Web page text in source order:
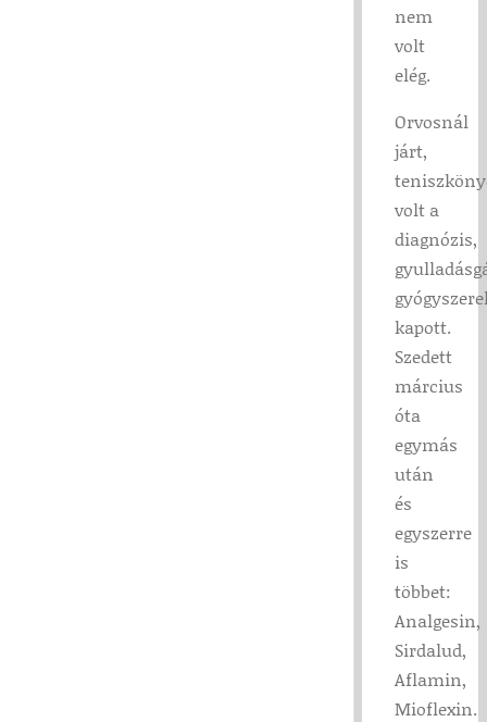
nem
volt
elég.
Orvosnál
járt,
volt a
diagnózis,
kapott.
Szedett
március
óta
egymás
után
és
egyszerre
is
többet:
Analgesin,
Sirdalud,
Aflamin,
Mioflexin.